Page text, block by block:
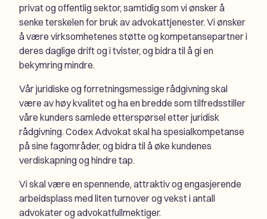
privat og offentlig sektor, samtidig som vi ønsker å
senke terskelen for bruk av advokattjenester. Vi ønsker
å være virksomhetenes støtte og kompetansepartner i
deres daglige drift og i tvister, og bidra til å gi en
bekymring mindre.
Vår juridiske og forretningsmessige rådgivning skal
være av høy kvalitet og ha en bredde som tilfredsstiller
våre kunders samlede etterspørsel etter juridisk
rådgivning. Codex Advokat skal ha spesialkompetanse
på sine fagområder, og bidra til å øke kundenes
verdiskapning og hindre tap.
Vi skal være en spennende, attraktiv og engasjerende
arbeidsplass med liten turnover og vekst i antall
advokater og advokatfullmektiger.